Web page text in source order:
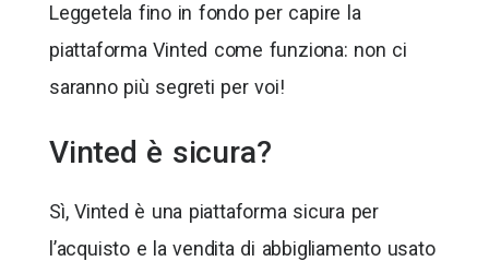
Leggetela fino in fondo per capire la
piattaforma Vinted come funziona: non ci
saranno più segreti per voi!
Vinted è sicura?
Sì, Vinted è una piattaforma sicura per
l’acquisto e la vendita di abbigliamento usato